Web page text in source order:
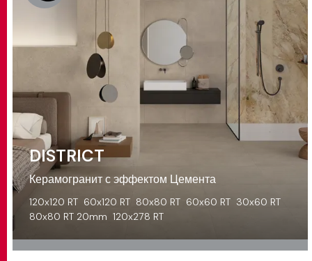
DISTRICT
Керамогранит с эффектом Цемента
120x120 RT 60x120 RT 80x80 RT 60x60 RT 30x60 RT
80x80 RT 20mm 120x278 RT